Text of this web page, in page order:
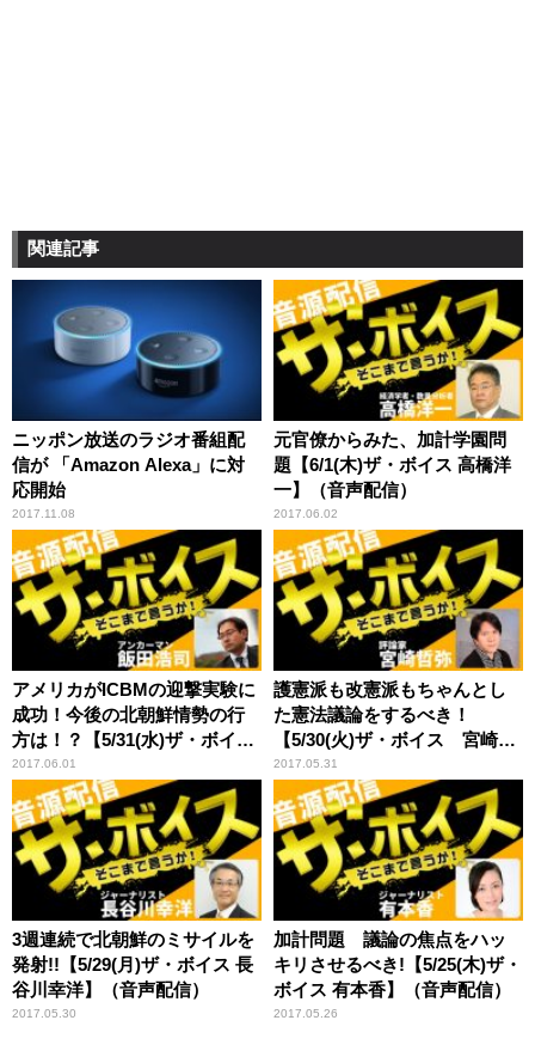
関連記事
ニッポン放送のラジオ番組配
信が 「Amazon Alexa」に対
応開始
2017.11.08
元官僚からみた、加計学園問
題【6/1(木)ザ・ボイス 高橋洋
一】（音声配信）
2017.06.02
アメリカがICBMの迎撃実験に
成功！今後の北朝鮮情勢の行
方は！？【5/31(水)ザ・ボイス
モーリー・ロバートソン】
（音声配信）
2017.06.01
護憲派も改憲派もちゃんとし
た憲法議論をするべき！
【5/30(火)ザ・ボイス 宮崎哲
弥×井上達夫】（音声配信）
2017.05.31
3週連続で北朝鮮のミサイルを
発射!!【5/29(月)ザ・ボイス 長
谷川幸洋】（音声配信）
2017.05.30
加計問題 議論の焦点をハッ
キリさせるべき!【5/25(木)ザ・
ボイス 有本香】（音声配信）
2017.05.26